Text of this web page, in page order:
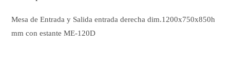
Mesa de Entrada y Salida entrada derecha dim.1200x750x850h
mm con estante ME-120D